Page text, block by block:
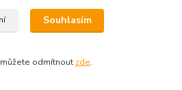
Souhlasím
odmítnout zde.